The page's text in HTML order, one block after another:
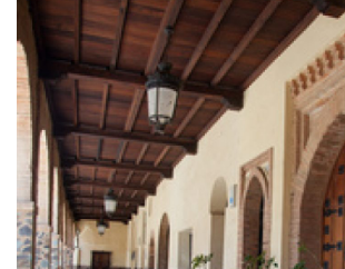
3 de diciembre de 2020
Galería Mudéjar en